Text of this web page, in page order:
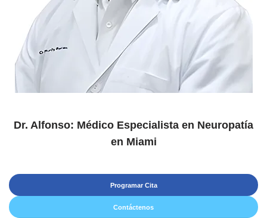
Dr. Alfonso: Médico Especialista en Neuropatía
en Miami
Programar Cita
Contáctenos